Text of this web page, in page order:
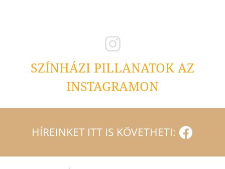
SZÍNHÁZI PILLANATOK AZ
INSTAGRAMON
HÍREINKET ITT IS KÖVETHETI: